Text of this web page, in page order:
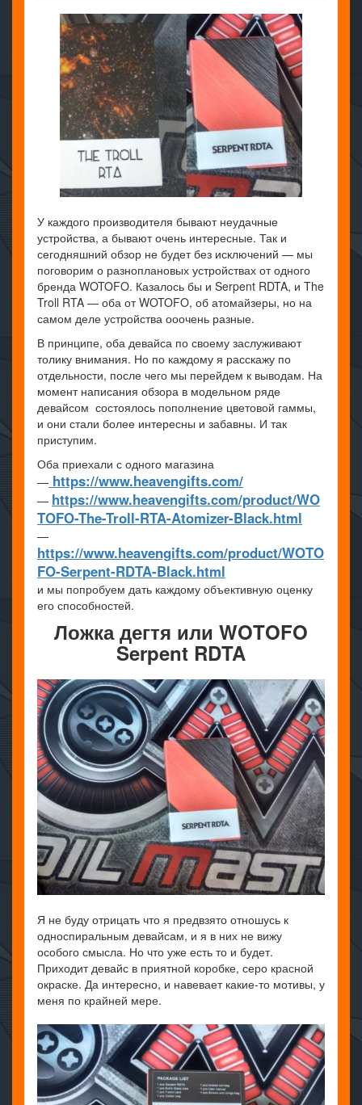
У каждого производителя бывают неудачные
устройства, а бывают очень интересные. Так и
сегодняшний обзор не будет без исключений — мы
поговорим о разноплановых устройствах от одного
бренда WOTOFO. Казалось бы и Serpent RDTA, и The
Troll RTA — оба от WOTOFO, об атомайзеры, но на
самом деле устройства ооочень разные.
В принципе, оба девайса по своему заслуживают
толику внимания. Но по каждому я расскажу по
отдельности, после чего мы перейдем к выводам. На
момент написания обзора в модельном ряде
девайсом состоялось пополнение цветовой гаммы,
и они стали более интересны и забавны. И так
приступим.
Оба приехали с одного магазина
— https://www.heavengifts.com/
— https://www.heavengifts.com/product/WO
TOFO-The-Troll-RTA-Atomizer-Black.html
—
https://www.heavengifts.com/product/WOTO
FO-Serpent-RDTA-Black.html
и мы попробуем дать каждому объективную оценку
его способностей.
Ложка дегтя или WOTOFO
Serpent RDTA
Я не буду отрицать что я предвзято отношусь к
односпиральным девайсам, и я в них не вижу
особого смысла. Но что уже есть то и будет.
Приходит девайс в приятной коробке, серо красной
окраске. Да интересно, и навевает какие-то мотивы, у
меня по крайней мере.